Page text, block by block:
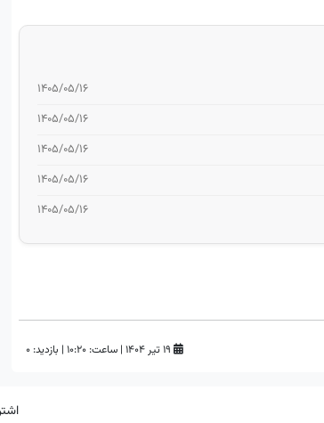
۱۴۰۵/۰۵/۱۶
۱۴۰۵/۰۵/۱۶
۱۴۰۵/۰۵/۱۶
۱۴۰۵/۰۵/۱۶
۱۴۰۵/۰۵/۱۶
۱۹ تیر ۱۴۰۴ | ساعت: ۱۰:۲۰ | بازدید: 0